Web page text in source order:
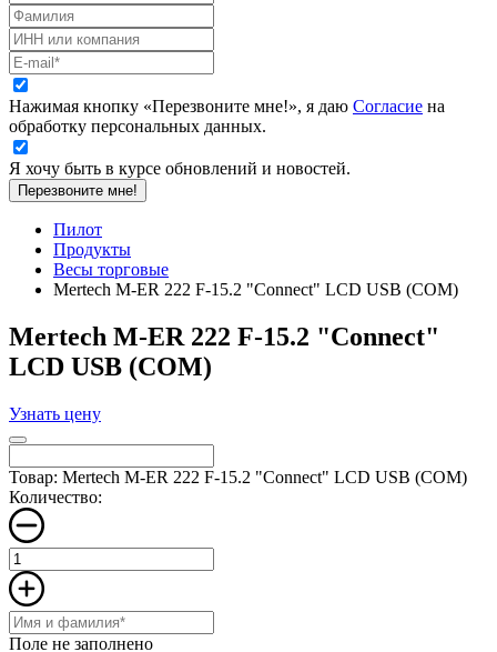
Нажимая кнопку «Перезвоните мне!», я даю Согласие на
обработку персональных данных.
Я хочу быть в курсе обновлений и новостей.
Перезвоните мне!
Пилот
Продукты
Весы торговые
Mertech M-ER 222 F-15.2 "Connect" LСD USB (COM)
Mertech M-ER 222 F-15.2 "Connect"
LСD USB (COM)
Узнать цену
Товар: Mertech M-ER 222 F-15.2 "Connect" LСD USB (COM)
Количество:
Поле не заполнено